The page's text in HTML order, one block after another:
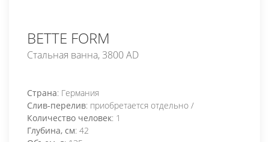
BETTE FORM
Стальная ванна, 3800 AD
Страна: Германия
Слив-перелив: приобретается отдельно /
Количество человек: 1
Глубина, см: 42